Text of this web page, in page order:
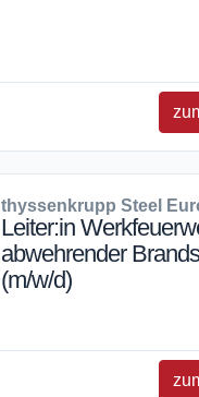
thyssenkrupp Steel
Leiter:in
abwehrender
(m/w/d)